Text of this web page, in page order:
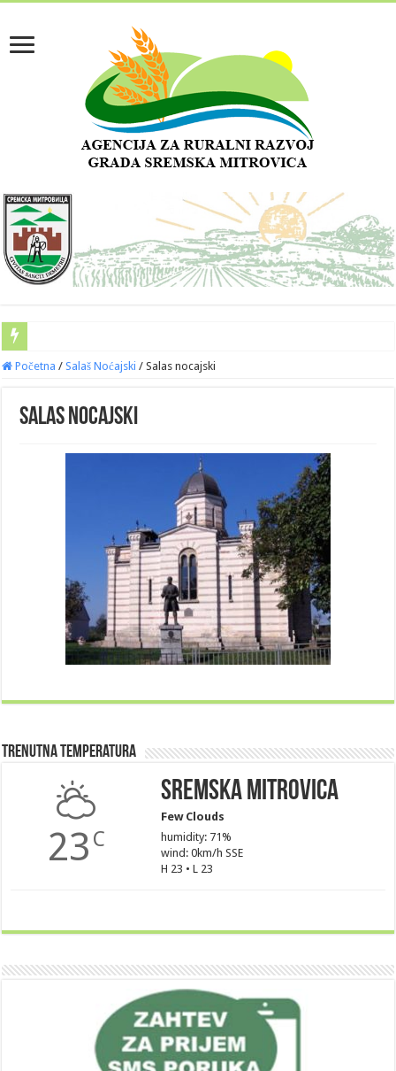
Početna / Salaš Noćajski / Salas nocajski
Salas nocajski
Trenutna Temperatura
23 C
Sremska Mitrovica
Few Clouds
humidity: 71%
wind: 0km/h SSE
H 23 • L 23